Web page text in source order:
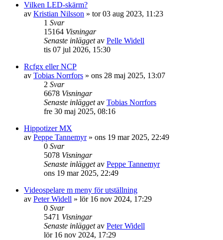
Vilken LED-skärm?
av Kristian Nilsson » tor 03 aug 2023, 11:23
1 Svar
15164 Visningar
Senaste inläggetav Pelle Widell
tis 07 jul 2026, 15:30
Rcfgx eller NCP
av Tobias Norrfors » ons 28 maj 2025, 13:07
2 Svar
6678 Visningar
Senaste inläggetav Tobias Norrfors
fre 30 maj 2025, 08:16
Hippotizer MX
av Peppe Tannemyr» ons 19 mar 2025, 22:49
0 Svar
5078 Visningar
Senaste inläggetav Peppe Tannemyr
ons 19 mar 2025, 22:49
Videospelare m meny för utställning
av Peter Widell » lör 16 nov 2024, 17:29
0 Svar
5471 Visningar
Senaste inläggetav Peter Widell
lör 16 nov 2024, 17:29